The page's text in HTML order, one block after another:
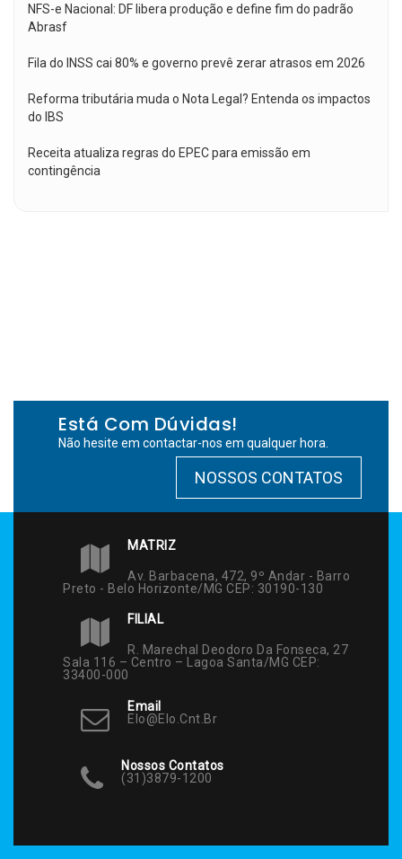
NFS-e Nacional: DF libera produção e define fim do padrão
Abrasf
Fila do INSS cai 80% e governo prevê zerar atrasos em 2026
Reforma tributária muda o Nota Legal? Entenda os impactos
do IBS
Receita atualiza regras do EPEC para emissão em
contingência
Está Com Dúvidas!
Não hesite em contactar-nos em qualquer hora.
NOSSOS CONTATOS
MATRIZ
Av. Barbacena, 472, 9º Andar - Barro
Preto - Belo Horizonte/MG CEP: 30190-130
FILIAL
R. Marechal Deodoro Da Fonseca, 27
Sala 116 – Centro – Lagoa Santa/MG CEP:
33400-000
Email
Elo@elo.cnt.br
Nossos Contatos
(31)3879-1200